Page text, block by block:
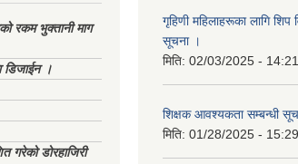
रकम भुक्तानी माग
डिजाईन ।
गरेको डोरहाजिरी
गृहिणी महिलाहरूका लागि शिप
सूचना ‌।
मिति: 02/03/2025 - 14:21
शिक्षक आवश्यकता सम्बन्धी
मिति: 01/28/2025 - 15:29